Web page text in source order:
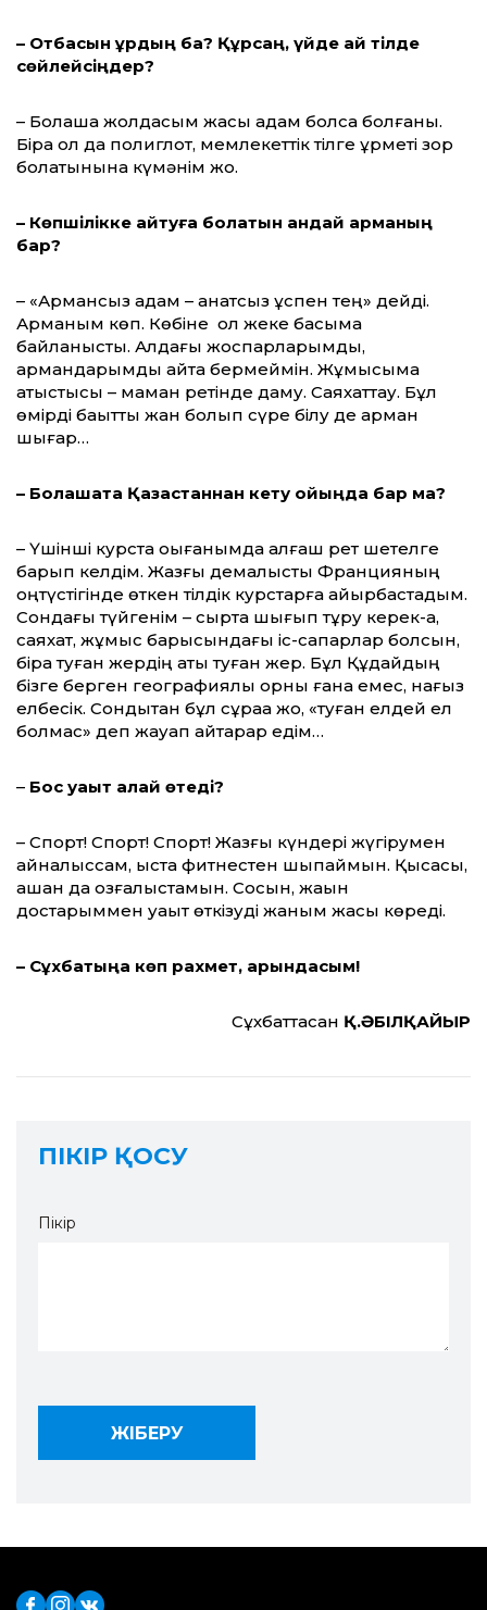
– Отбасын құрдың ба? Құрсаң, үйде қай тілде
сөйлейсіңдер?
– Болашақ жолдасым жақсы адам болса болғаны.
Бірақ ол да полиглот, мемлекеттік тілге құрметі зор
болатынына күмәнім жоқ.
– Көпшілікке айтуға болатын қандай арманың
бар?
– «Армансыз адам – қанатсыз құспен тең» дейді.
Арманым көп. Көбіне ол жеке басыма
байланысты. Алдағы жоспарларымды,
армандарымды айта бермеймін. Жұмысыма
қатыстысы – маман ретінде даму. Саяхаттау. Бұл
өмірді бақытты жан болып сүре білу де арман
шығар…
– Болашақта Қазақстаннан кету ойыңда бар ма?
– Үшінші курста оқығанымда алғаш рет шетелге
барып келдім. Жазғы демалысты Францияның
оңтүстігінде өткен тілдік курстарға айырбастадым.
Сондағы түйгенім – сыртқа шығып тұру керек-ақ,
саяхат, жұмыс барысындағы іс-сапарлар болсын,
бірақ туған жердің аты туған жер. Бұл Құдайдың
бізге берген географиялық орны ғана емес, нағыз
елбесік. Сондықтан бұл сұраққа жоқ, «туған елдей ел
болмас» деп жауап қайтарар едім…
– Бос уақыт қалай өтеді?
– Спорт! Спорт! Спорт! Жазғы күндері жүгірумен
айналыссам, қыста фитнестен шықпаймын. Қысқасы,
қашан да қозғалыстамын. Сосын, жақын
достарыммен уақыт өткізуді жаным жақсы көреді.
– Сұхбатыңа көп рахмет, қарындасым!
Сұхбаттасқан Қ.ӘБІЛҚАЙЫР
ПІКІР ҚОСУ
Пікір